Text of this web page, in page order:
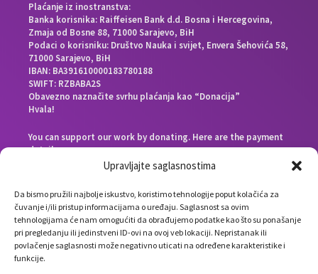
Upravljajte saglasnostima
Da bismo pružili najbolje iskustvo, koristimo tehnologije poput kolačića za
čuvanje i/ili pristup informacijama o uređaju. Saglasnost sa ovim
tehnologijama će nam omogućiti da obrađujemo podatke kao što su ponašanje
pri pregledanju ili jedinstveni ID-ovi na ovoj veb lokaciji. Nepristanak ili
povlačenje saglasnosti može negativno uticati na određene karakteristike i
funkcije.
Plaćanje iz inostranstva:
Banka korisnika: Raiffeisen Bank d.d. Bosna i Hercegovina,
Zmaja od Bosne 88, 71000 Sarajevo, BiH
Podaci o korisniku: Društvo Nauka i svijet, Envera Šehovića 58,
71000 Sarajevo, BiH
IBAN: BA391610000183780188
SWIFT: RZBABA2S
Obavezno naznačite svrhu plaćanja kao “Donacija”
Hvala!
You can support our work by donating. Here are the payment
details:
Beneficiary bank: Raiffeisen Bank d.d. Bosna i Hercegovina,
Zmaja od Bosne 88, 71000 Sarajevo, Bosnia and Herzegovina
End beneficiary: Društvo Nauka i svijet, Envera Šehovića 58,
71000 Sarajevo, Bosnia and Herzegovina
IBAN: BA391610000183780188
SWIFT: RZBABA2S
Please note the payment purpose as “Donation”
Thank you!